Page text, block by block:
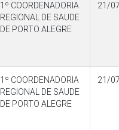
1º COORDENADORIA
REGIONAL DE SAUDE
DE PORTO ALEGRE
21/
1º COORDENADORIA
REGIONAL DE SAUDE
DE PORTO ALEGRE
21/